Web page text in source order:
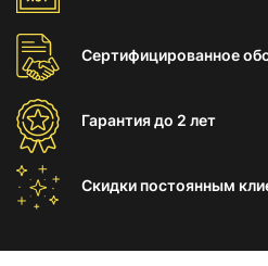
Сертифицированное
Гарантиядо 2 лет
Скидки постоянным